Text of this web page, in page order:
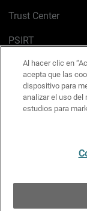
Trust Center
PSIRT
Política de
Política de
Kit de medios y
Al hacer clic en
acepta que las
dispositivo para
analizar el uso del
estudios para